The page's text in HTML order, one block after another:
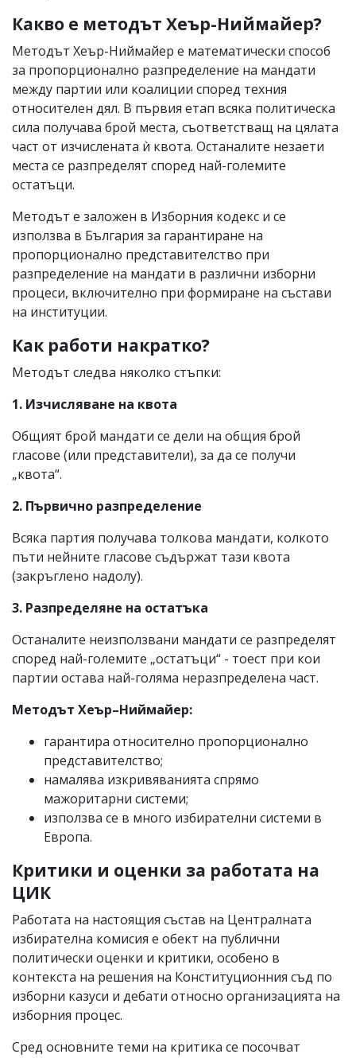
Какво е методът Хеър-Ниймайер?
Методът Хеър-Ниймайер е математически способ
за пропорционално разпределение на мандати
между партии или коалиции според техния
относителен дял. В първия етап всяка политическа
сила получава брой места, съответстващ на цялата
част от изчислената ѝ квота. Останалите незаети
места се разпределят според най-големите
остатъци.
Методът е заложен в Изборния кодекс и се
използва в България за гарантиране на
пропорционално представителство при
разпределение на мандати в различни изборни
процеси, включително при формиране на състави
на институции.
Как работи накратко?
Методът следва няколко стъпки:
1. Изчисляване на квота
Общият брой мандати се дели на общия брой
гласове (или представители), за да се получи
„квота“.
2. Първично разпределение
Всяка партия получава толкова мандати, колкото
пъти нейните гласове съдържат тази квота
(закръглено надолу).
3. Разпределяне на остатъка
Останалите неизползвани мандати се разпределят
според най-големите „остатъци“ - тоест при кои
партии остава най-голяма неразпределена част.
Методът Хеър–Ниймайер:
гарантира относително пропорционално
представителство;
намалява изкривяванията спрямо
мажоритарни системи;
използва се в много избирателни системи в
Европа.
Критики и оценки за работата на
ЦИК
Работата на настоящия състав на Централната
избирателна комисия е обект на публични
политически оценки и критики, особено в
контекста на решения на Конституционния съд по
изборни казуси и дебати относно организацията на
изборния процес.
Сред основните теми на критика се посочват